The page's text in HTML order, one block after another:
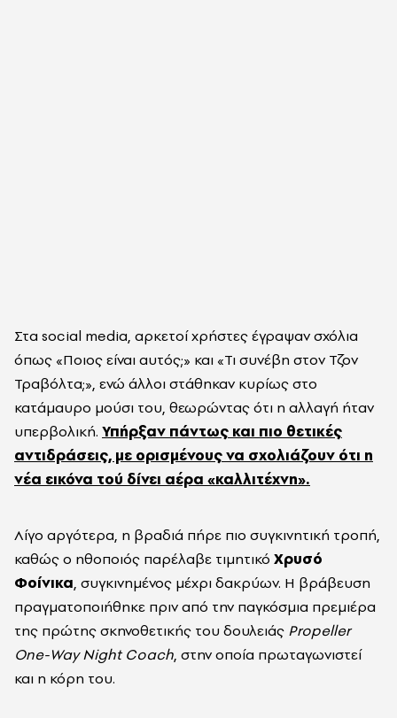
Στα social media, αρκετοί χρήστες έγραψαν σχόλια
όπως «Ποιος είναι αυτός;» και «Τι συνέβη στον Τζον
Τραβόλτα;», ενώ άλλοι στάθηκαν κυρίως στο
κατάμαυρο μούσι του, θεωρώντας ότι η αλλαγή ήταν
υπερβολική. Υπήρξαν πάντως και πιο θετικές
αντιδράσεις, με ορισμένους να σχολιάζουν ότι η
νέα εικόνα τού δίνει αέρα «καλλιτέχνη».
Λίγο αργότερα, η βραδιά πήρε πιο συγκινητική τροπή,
καθώς ο ηθοποιός παρέλαβε τιμητικό Χρυσό
Φοίνικα, συγκινημένος μέχρι δακρύων. Η βράβευση
πραγματοποιήθηκε πριν από την παγκόσμια πρεμιέρα
της πρώτης σκηνοθετικής του δουλειάς Propeller
One-Way Night Coach, στην οποία πρωταγωνιστεί
και η κόρη του.